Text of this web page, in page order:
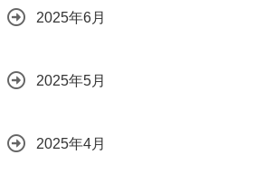
2025年6月
2025年5月
2025年4月